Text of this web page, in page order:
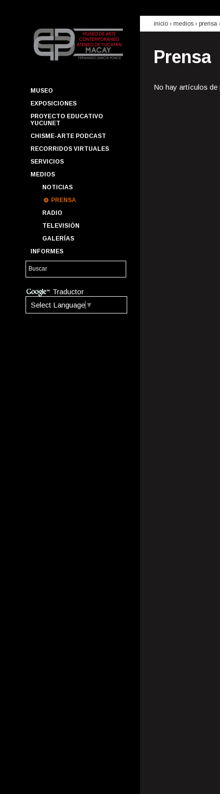
MUSEO
EXPOSICIONES
PROYECTO EDUCATIVO
YUCUNET
CHISME-ARTE PODCAST
RECORRIDOS VIRTUALES
SERVICIOS
MEDIOS
NOTICIAS
PRENSA
RADIO
TELEVISIÓN
GALERÍAS
INFORMES
Traductor
Select Language ▼
inicio › medios › prensa
Prensa
No hay artículos de